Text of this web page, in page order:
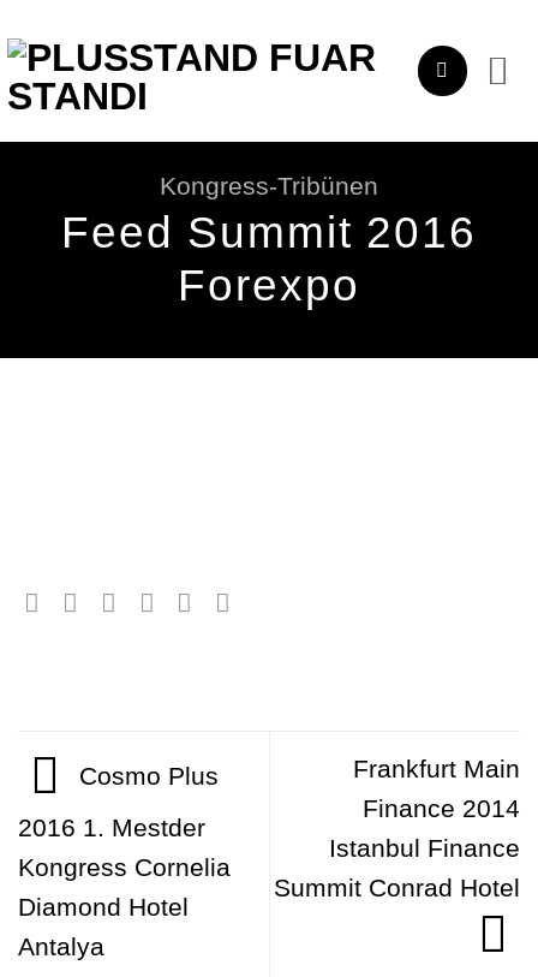
Inhalt
springen
Kongress-Tribünen
Feed Summit 2016
Forexpo
Cosmo Plus
2016 1. Mestder
Kongress Cornelia
Diamond Hotel
Antalya
Frankfurt Main
Finance 2014
Istanbul Finance
Summit Conrad Hotel